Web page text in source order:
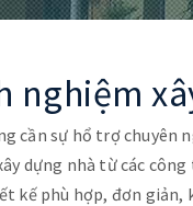
nghiệm
cần sự hổ trợ chuyên
dựng nhà từ các
kế phù hợp, đơn giản,